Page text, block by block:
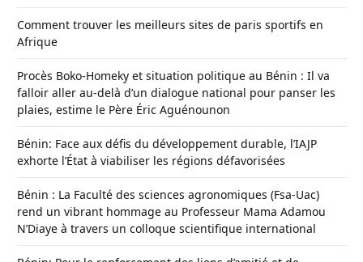
Comment trouver les meilleurs sites de paris sportifs en
Afrique
Procès Boko-Homeky et situation politique au Bénin : Il va
falloir aller au-delà d’un dialogue national pour panser les
plaies, estime le Père Éric Aguénounon
Bénin: Face aux défis du développement durable, l’IAJP
exhorte l’État à viabiliser les régions défavorisées
Bénin : La Faculté des sciences agronomiques (Fsa-Uac)
rend un vibrant hommage au Professeur Mama Adamou
N’Diaye à travers un colloque scientifique international